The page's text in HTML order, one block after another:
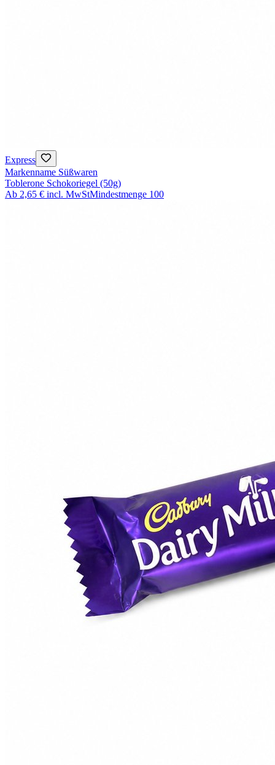
Express
Markenname Süßwaren
Toblerone Schokoriegel (50g)
Ab 2,65 € incl. MwStMindestmenge 100